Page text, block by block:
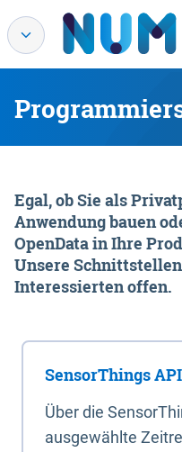
Egal, ob Sie als
Anwendung bauen
OpenData in Ihre
Unsere
Interessierten offen.
SensorThings API
Über die
ausgewählte